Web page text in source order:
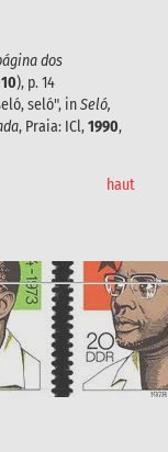
dos
), p. 14
seló", inSeló,
, Praia: ICl,1990,
haut